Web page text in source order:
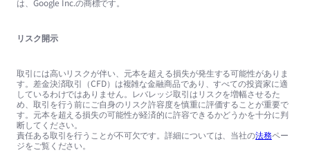
は、Google Inc.の商標です。
リスク開示
取引には高いリスクが伴い、元本を超える損失が発生する可能性がありま
す。差金決済取引（CFD）は複雑な金融商品であり、すべての投資家に適
しているわけではありません。レバレッジ取引はリスクを増幅させるた
め、取引を行う前にご自身のリスク許容度を慎重に評価することが重要で
す。元本を超える損失の可能性が経済的に許容できるかどうかを十分に判
断してください。
責任ある取引を行うことが不可欠です。詳細については、当社の法務ペー
ジをご覧ください。